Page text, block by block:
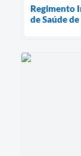
Regimento
de Saúde